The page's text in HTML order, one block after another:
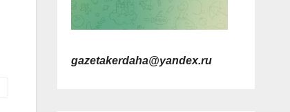
gazetakerdaha@yandex.ru